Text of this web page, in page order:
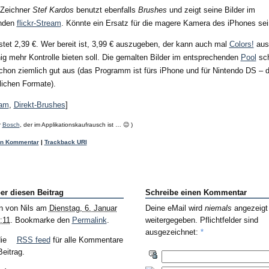
Stef Kardos benutzt ebenfalls Brushes und zeigt seine Bilder im
flickr-Stream. Könnte ein Ersatz für die magere Kamera des iPhones
2,39 €. Wer bereit ist, 3,99 € auszugeben, der kann auch mal Colors!
mehr Kontrolle bieten soll. Die gemalten Bilder im entsprechenden Pool
ziemlich gut aus (das Programm ist fürs iPhone und für Nintendo DS –
Formate).
, Direkt-Brushes]
Bosch, der im Applikationskaufrausch ist … 😉 )
Kommentar | Trackback URI
diesen Beitrag
von Nils am Dienstag, 6. Januar
. Bookmarke den Permalink.
RSS feed für alle Kommentare
Schreibe einen Kommentar
Deine eMail wird niemals
weitergegeben. Pflichtfelder sind
ausgezeichnet: *